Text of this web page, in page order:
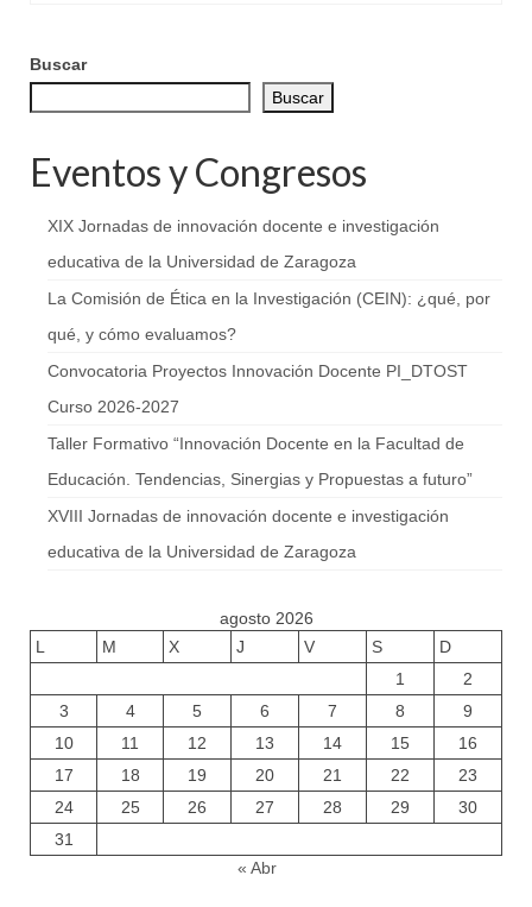
Buscar
Buscar
Eventos y Congresos
XIX Jornadas de innovación docente e investigación
educativa de la Universidad de Zaragoza
La Comisión de Ética en la Investigación (CEIN): ¿qué, por
qué, y cómo evaluamos?
Convocatoria Proyectos Innovación Docente PI_DTOST
Curso 2026-2027
Taller Formativo “Innovación Docente en la Facultad de
Educación. Tendencias, Sinergias y Propuestas a futuro”
XVIII Jornadas de innovación docente e investigación
educativa de la Universidad de Zaragoza
agosto 2026
L
M X J V S
D
1
2
3
4 5 6 7 8
9
10
11 12 13 14 15
16
17
18 19 20 21 22
23
24
25 26 27 28 29
30
31
« Abr